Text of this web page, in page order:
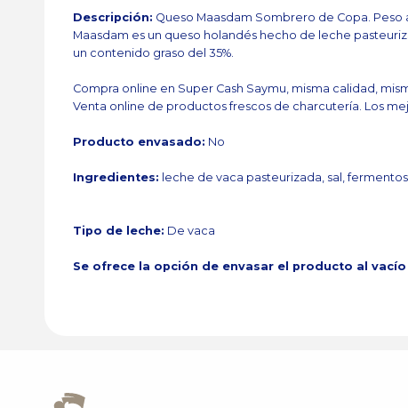
Descripción: Queso Maasdam Sombrero de Copa.
Maasdam es un queso holandés hecho de leche
un contenido graso del 35%.
Compra online en Super Cash Saymu, misma calidad,
Venta online de productos frescos de charcutería. Los
Producto envasado: No
Ingredientes: leche de vaca pasteurizada, sal,
Tipo de leche: De vaca
Se ofrece la opción de envasar el producto al vacío